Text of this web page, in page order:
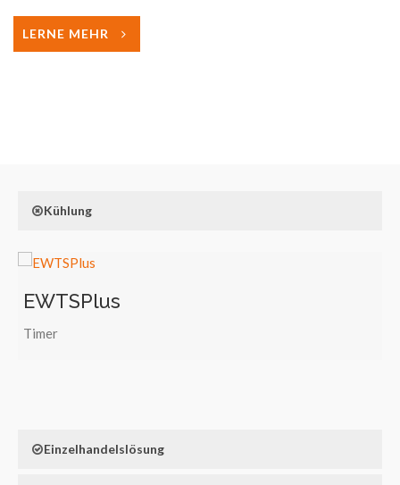
LERNE MEHR
Kühlung
EWTSPlus
Timer
Einzelhandelslösung